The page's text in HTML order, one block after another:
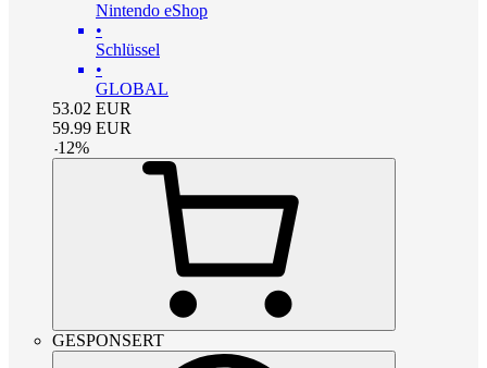
Nintendo eShop
•
Schlüssel
•
GLOBAL
53.02 EUR
59.99 EUR
-12%
GESPONSERT